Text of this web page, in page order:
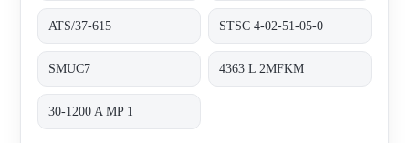
ATS/37-615 STSC 4-02-51-05-0
SMUC7 4363 L 2MFKM
30-1200 A MP 1